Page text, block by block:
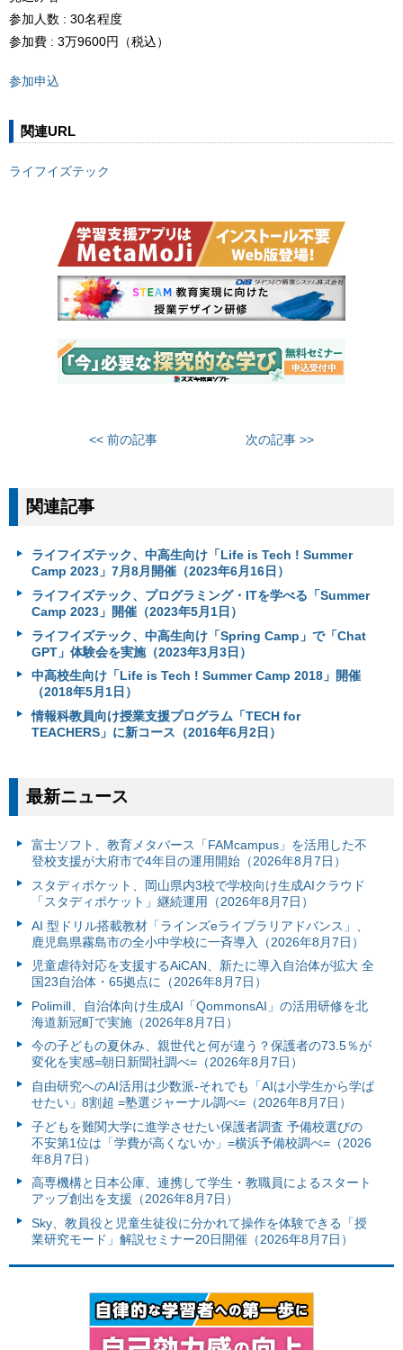
参加人数 : 30名程度
参加費 : 3万9600円（税込）
参加申込
関連URL
ライフイズテック
<< 前の記事 次の記事 >>
関連記事
ライフイズテック、中高生向け「Life is Tech ! Summer
Camp 2023」7月8月開催（2023年6月16日）
ライフイズテック、プログラミング・ITを学べる「Summer
Camp 2023」開催（2023年5月1日）
ライフイズテック、中高生向け「Spring Camp」で「Chat
GPT」体験会を実施（2023年3月3日）
中高校生向け「Life is Tech ! Summer Camp 2018」開催
（2018年5月1日）
情報科教員向け授業支援プログラム「TECH for
TEACHERS」に新コース（2016年6月2日）
最新ニュース
富⼠ソフト、教育メタバース「FAMcampus」を活用した不
登校支援が大府市で4年目の運用開始（2026年8月7日）
スタディポケット、岡山県内3校で学校向け生成AIクラウド
「スタディポケット」継続運用（2026年8月7日）
AI 型ドリル搭載教材「ラインズeライブラリアドバンス」、
鹿児島県霧島市の全小中学校に一斉導入（2026年8月7日）
児童虐待対応を支援するAiCAN、新たに導入自治体が拡大 全
国23自治体・65拠点に（2026年8月7日）
Polimill、自治体向け生成AI「QommonsAI」の活用研修を北
海道新冠町で実施（2026年8月7日）
今の子どもの夏休み、親世代と何が違う？保護者の73.5％が
変化を実感=朝日新聞社調べ=（2026年8月7日）
自由研究へのAI活用は少数派-それでも「AIは小学生から学ば
せたい」8割超 =塾選ジャーナル調べ=（2026年8月7日）
子どもを難関大学に進学させたい保護者調査 予備校選びの
不安第1位は「学費が高くないか」=横浜予備校調べ=（2026
年8月7日）
高専機構と日本公庫、連携して学生・教職員によるスタート
アップ創出を支援（2026年8月7日）
Sky、教員役と児童生徒役に分かれて操作を体験できる「授
業研究モード」解説セミナー20日開催（2026年8月7日）